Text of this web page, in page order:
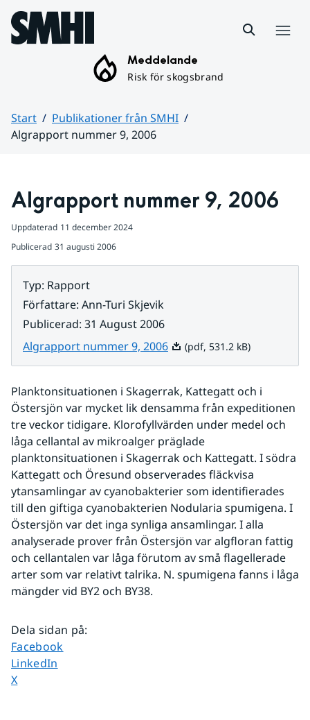
Hoppa till sidans innehåll
Meddelande
Risk för skogsbrand
Start
Publikationer från SMHI
Algrapport nummer 9, 2006
Algrapport nummer 9, 2006
Uppdaterad 11 december 2024
Publicerad 31 augusti 2006
Typ: Rapport
Författare: Ann-Turi Skjevik
Publicerad: 31 August 2006
Algrapport nummer 9, 2006Pdf, 531.2 kB.
(pdf, 531.2 kB)
Planktonsituationen i Skagerrak, Kattegatt och i
Östersjön var mycket lik densamma från expeditionen
tre veckor tidigare. Klorofyllvärden under medel och
låga cellantal av mikroalger präglade
planktonsituationen i Skagerrak och Kattegatt. I södra
Kattegatt och Öresund observerades fläckvisa
ytansamlingar av cyanobakterier som identifierades
till den giftiga cyanobakterien Nodularia spumigena. I
Östersjön var det inga synliga ansamlingar. I alla
analyserade prover från Östersjön var algfloran fattig
och cellantalen var låga förutom av små flagellerade
arter som var relativt talrika. N. spumigena fanns i låga
mängder vid BY2 och BY38.
Dela sidan på:
Dela sidan på
Facebook
Dela sidan på
LinkedIn
Dela sidan på
X